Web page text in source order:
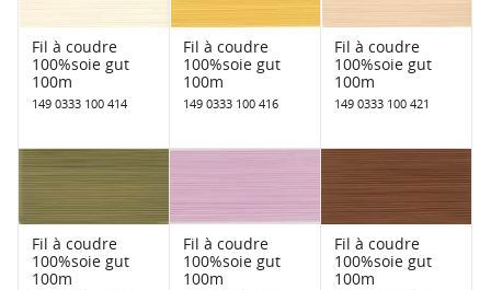
Fil à coudre
100%soie gut
100m
149 0333 100 414
Fil à coudre
100%soie gut
100m
149 0333 100 416
Fil à coudre
100%soie gut
100m
149 0333 100 421
Fil à coudre
100%soie gut
100m
Fil à coudre
100%soie gut
100m
Fil à coudre
100%soie gut
100m